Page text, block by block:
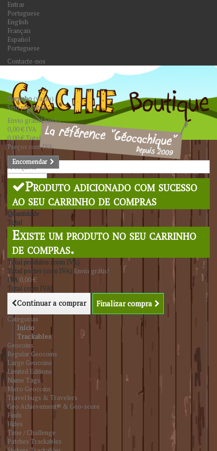
Entrar
Portuguese
English
Français
Español
Portuguese
Contacte-nos
Pesquisar
Carrinho(vazio)
Sem produtos
Envio grátis!Envio
0,00 € IVA
0,00 €Total
Preços com IVA
Encomendar
Produto adicionado com sucesso
ao seu carrinho de compras
Quantidade
Total
Existe um produto no seu carrinho
de compras.
Total produtos (com IVA)
Total portes (com IVA) Envio grátis!
IVA 0,00 €
Total (com IVA)
Continuar a comprar Finalizar compra
Categorias
Início
Trackables
Geocoins
Regular Geocoins
Large Geocoins
Limited Editions
Name Tags
Micro Geocoins
Travel bugs & Travelers
Geo Achievement® & Geo-score
Finds
Hides
Time / Challenge
Patches Trackables